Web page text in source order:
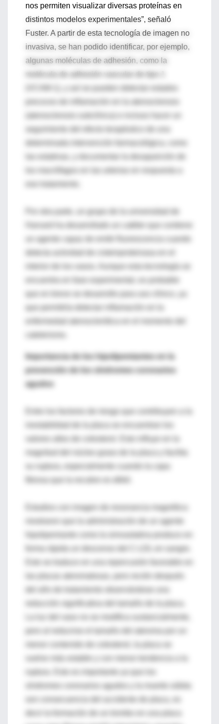
nos permiten visualizar diversas proteínas en
distintos modelos experimentales”, señaló
Fuster. A partir de esta tecnología de imagen no
invasiva, se han podido identificar, por ejemplo,
algunas moléculas de adhesión, como la
molécula de adhesión vascular de tipo 1
seguimiento del efecto terapéutico de una
determinada intervención farmacológica, como
las estatinas, y documentar la desaparición de
los macrófagos en las arterias en respuesta a
Por otra parte, un grupo de la universidad de
un agente capaz de emitir fluorescencia cuando
interior de los vasos. Aunque esta tecnología se
Importancia de los hipolipemiantes en la
prevención de los síndromes coronarios
agudos
Entre los factores de riesgo que contribuyen a la
magnitud del núcleo graso de la placa y facilita
su ruptura, especialmente cuando la capa
Estudios con imagen de resonancia magnética
mostraron que la administración de un agente
forma rápida un descenso del C-LDL en sangre.
reducción significativa del tamaño de la placa.
ruptura. Esto es importante ya que los
síndromes coronarios agudos y la muerte súbita